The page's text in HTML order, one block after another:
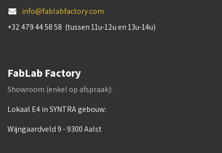
info@fablabfactory.com
+32 479 44 58 58 (tussen 11u-12u en 13u-14u)
FabLab Factory
Showroom (enkel op afspraak):
Lokaal E4 in SYNTRA gebouw:
Wijngaardveld 9 - 9300 Aalst